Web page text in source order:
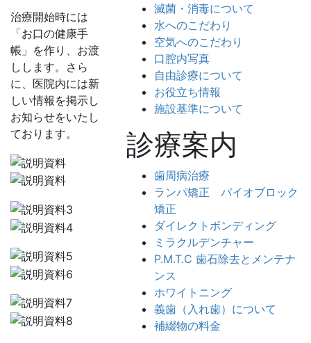
治療開始時には
「お口の健康手
帳」を作り、お渡
しします。さら
に、医院内には新
しい情報を掲示し
お知らせをいたし
ております。
滅菌・消毒について
水へのこだわり
空気へのこだわり
口腔内写真
自由診療について
お役立ち情報
施設基準について
診療案内
歯周病治療
ランパ矯正 バイオブロック
矯正
ダイレクトボンディング
ミラクルデンチャー
P.M.T.C 歯石除去とメンテナ
ンス
ホワイトニング
義歯（入れ歯）について
補綴物の料金